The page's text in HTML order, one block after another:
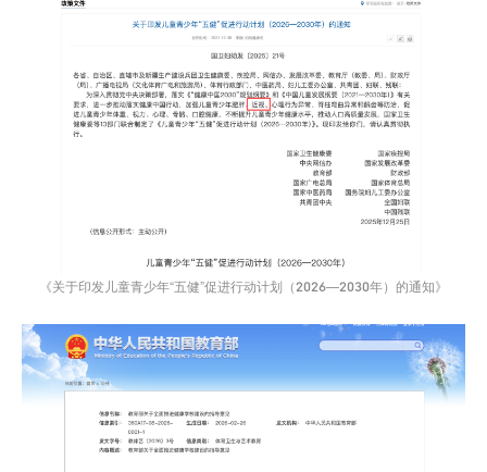
《关于印发儿童青少年“五健”促进行动计划（2026—2030年）的通知》